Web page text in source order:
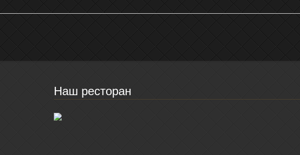
Наш ресторан